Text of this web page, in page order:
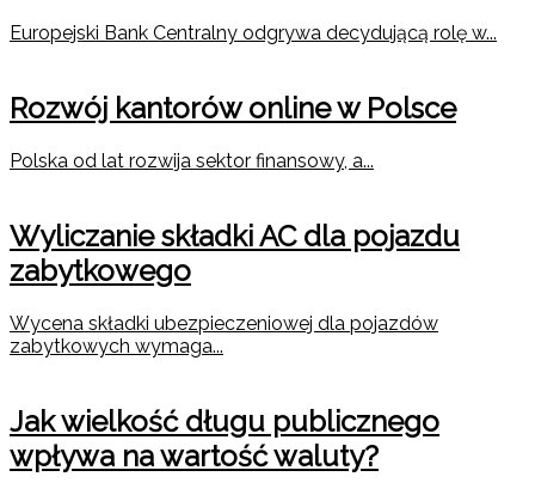
Europejski Bank Centralny odgrywa decydującą rolę w...
Rozwój kantorów online w Polsce
Polska od lat rozwija sektor finansowy, a...
Wyliczanie składki AC dla pojazdu
zabytkowego
Wycena składki ubezpieczeniowej dla pojazdów
zabytkowych wymaga...
Jak wielkość długu publicznego
wpływa na wartość waluty?